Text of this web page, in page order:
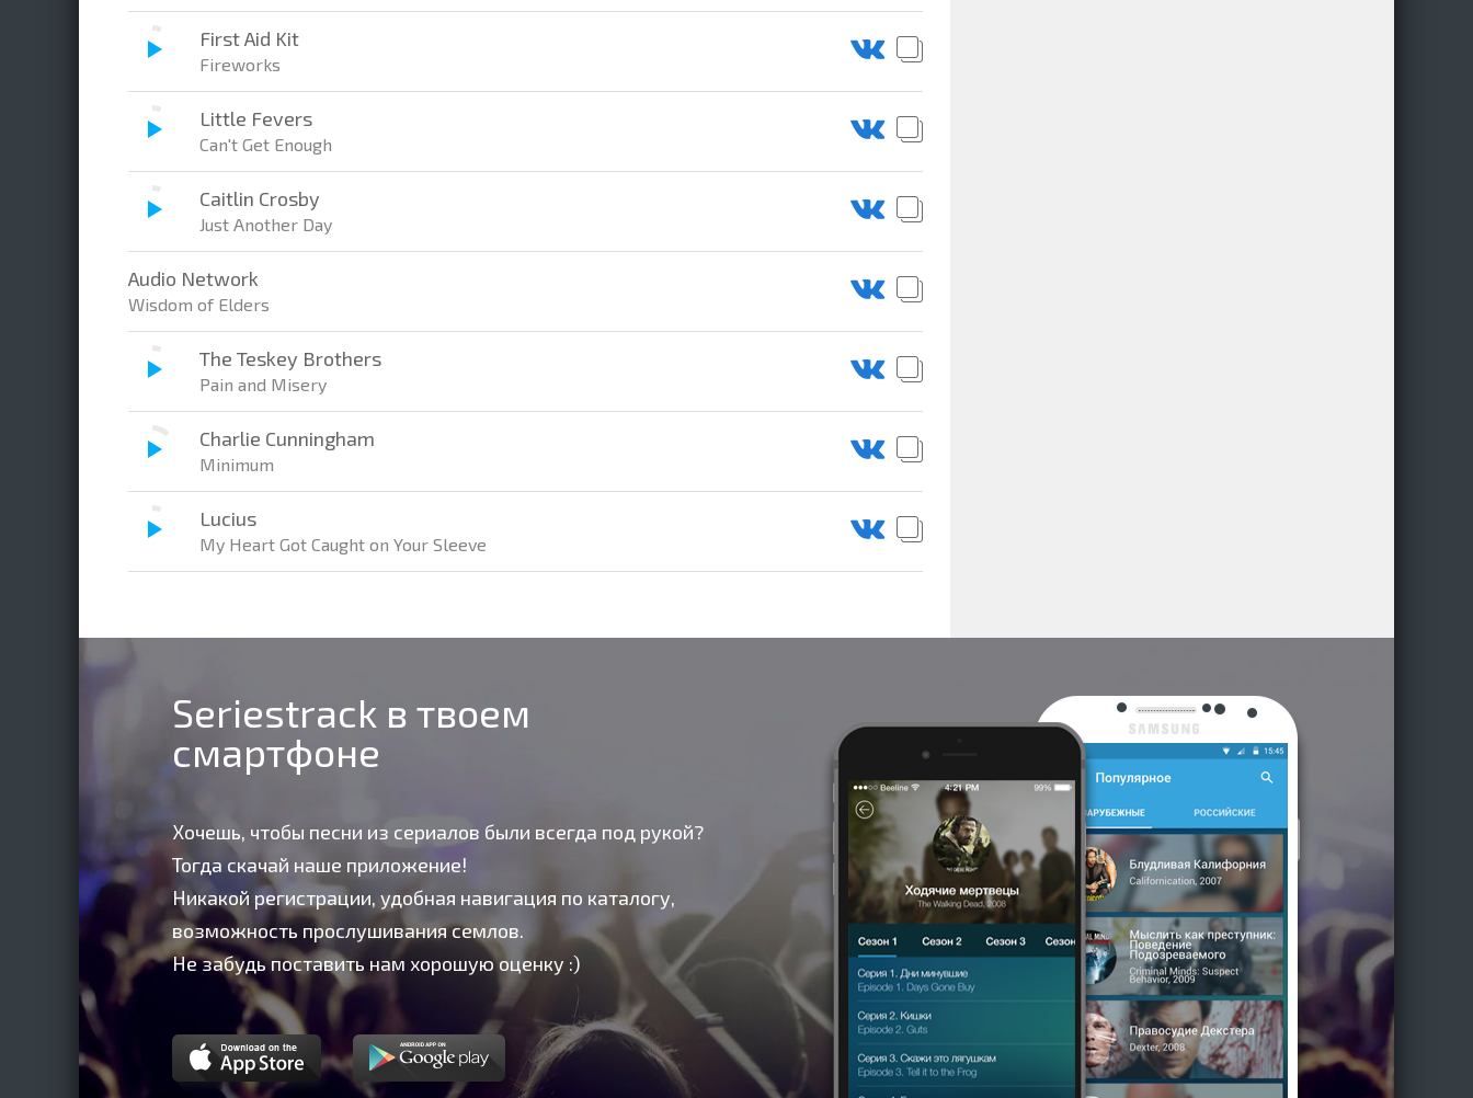
First Aid Kit
Fireworks
Little Fevers
Can't Get Enough
Caitlin Crosby
Just Another Day
Audio Network
Wisdom of Elders
The Teskey Brothers
Pain and Misery
Charlie Cunningham
Minimum
Lucius
My Heart Got Caught on Your Sleeve
Seriestrack в твоем
смартфоне
Хочешь, чтобы песни из сериалов были всегда под рукой?
Тогда скачай наше приложение!
Никакой регистрации, удобная навигация по каталогу,
возможность прослушивания семлов.
Не забудь поставить нам хорошую оценку :)